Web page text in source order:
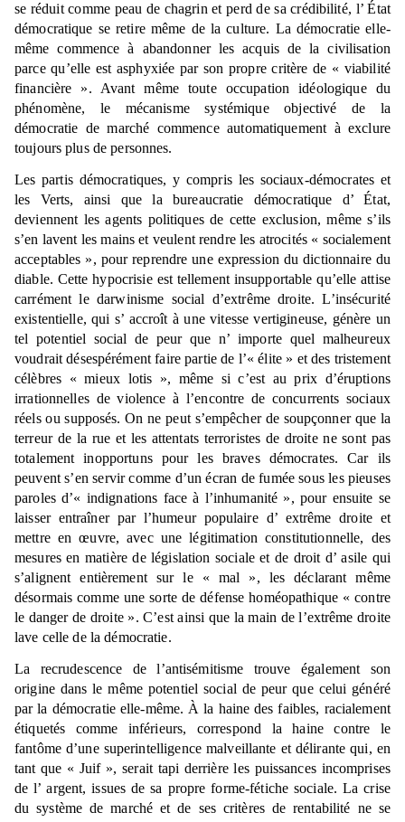
se réduit comme peau de chagrin et perd de sa crédibilité, l’ État
démocratique se retire même de la culture. La démocratie elle-
même commence à abandonner les acquis de la civilisation
parce qu’elle est asphyxiée par son propre critère de « viabilité
financière ». Avant même toute occupation idéologique du
phénomène, le mécanisme systémique objectivé de la
démocratie de marché commence automatiquement à exclure
toujours plus de personnes.
Les partis démocratiques, y compris les sociaux-démocrates et
les Verts, ainsi que la bureaucratie démocratique d’ État,
deviennent les agents politiques de cette exclusion, même s’ils
s’en lavent les mains et veulent rendre les atrocités « socialement
acceptables », pour reprendre une expression du dictionnaire du
diable. Cette hypocrisie est tellement insupportable qu’elle attise
carrément le darwinisme social d’extrême droite. L’insécurité
existentielle, qui s’ accroît à une vitesse vertigineuse, génère un
tel potentiel social de peur que n’ importe quel malheureux
voudrait désespérément faire partie de l’« élite » et des tristement
célèbres « mieux lotis », même si c’est au prix d’éruptions
irrationnelles de violence à l’encontre de concurrents sociaux
réels ou supposés. On ne peut s’empêcher de soupçonner que la
terreur de la rue et les attentats terroristes de droite ne sont pas
totalement inopportuns pour les braves démocrates. Car ils
peuvent s’en servir comme d’un écran de fumée sous les pieuses
paroles d’« indignations face à l’inhumanité », pour ensuite se
laisser entraîner par l’humeur populaire d’ extrême droite et
mettre en œuvre, avec une légitimation constitutionnelle, des
mesures en matière de législation sociale et de droit d’ asile qui
s’alignent entièrement sur le « mal », les déclarant même
désormais comme une sorte de défense homéopathique « contre
le danger de droite ». C’est ainsi que la main de l’extrême droite
lave celle de la démocratie.
La recrudescence de l’antisémitisme trouve également son
origine dans le même potentiel social de peur que celui généré
par la démocratie elle-même. À la haine des faibles, racialement
étiquetés comme inférieurs, correspond la haine contre le
fantôme d’une superintelligence malveillante et délirante qui, en
tant que « Juif », serait tapi derrière les puissances incomprises
de l’ argent, issues de sa propre forme-fétiche sociale. La crise
du système de marché et de ses critères de rentabilité ne se